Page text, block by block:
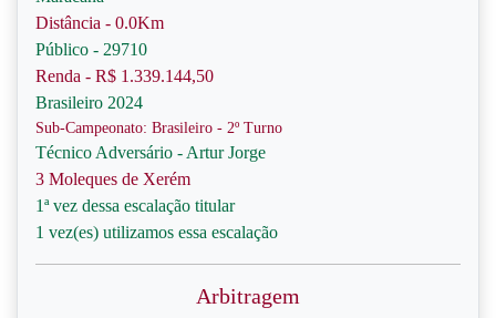
Distância - 0.0Km
Público - 29710
Renda - R$ 1.339.144,50
Brasileiro 2024
Sub-Campeonato: Brasileiro - 2º Turno
Técnico Adversário - Artur Jorge
3 Moleques de Xerém
1ª vez dessa escalação titular
1 vez(es) utilizamos essa escalação
Arbitragem